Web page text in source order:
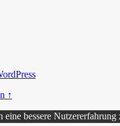
↑
bessere